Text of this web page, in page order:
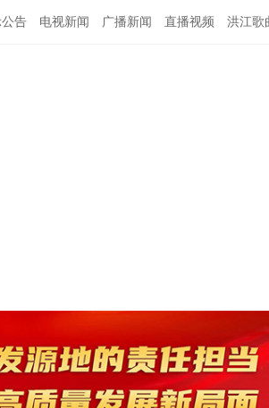
告 电视新闻 广播新闻 直播视频 洪江歌